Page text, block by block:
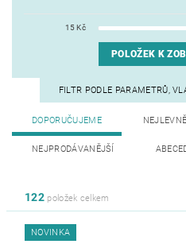
15 Kč
POLOŽEK K
FILTR PODLE PARAMETRŮ,
DOPORUČUJEME
NEJPRODÁVANĚJŠÍ
122položek celkem
NOVINKA